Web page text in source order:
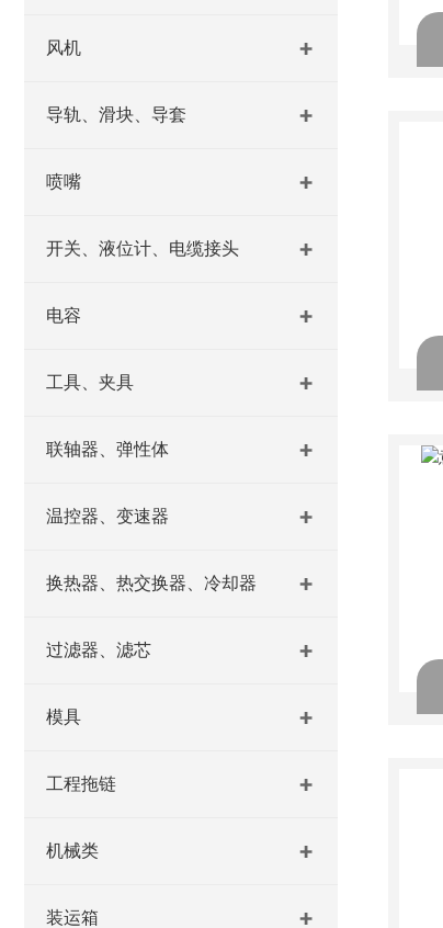
风机
导轨、滑块、导套
喷嘴
开关、液位计、电缆接头
电容
工具、夹具
联轴器、弹性体
温控器、变速器
换热器、热交换器、冷却器
过滤器、滤芯
模具
工程拖链
机械类
装运箱